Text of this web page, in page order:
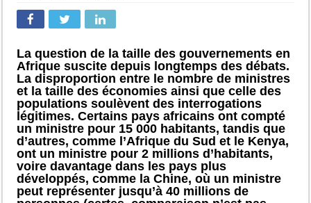
La question de la taille des gouvernements en
Afrique suscite depuis longtemps des débats.
La disproportion entre le nombre de ministres
et la taille des économies ainsi que celle des
populations soulèvent des interrogations
légitimes. Certains pays africains ont compté
un ministre pour 15 000 habitants, tandis que
d’autres, comme l’Afrique du Sud et le Kenya,
ont un ministre pour 2 millions d’habitants,
voire davantage dans les pays plus
développés, comme la Chine, où un ministre
peut représenter jusqu’à 40 millions de